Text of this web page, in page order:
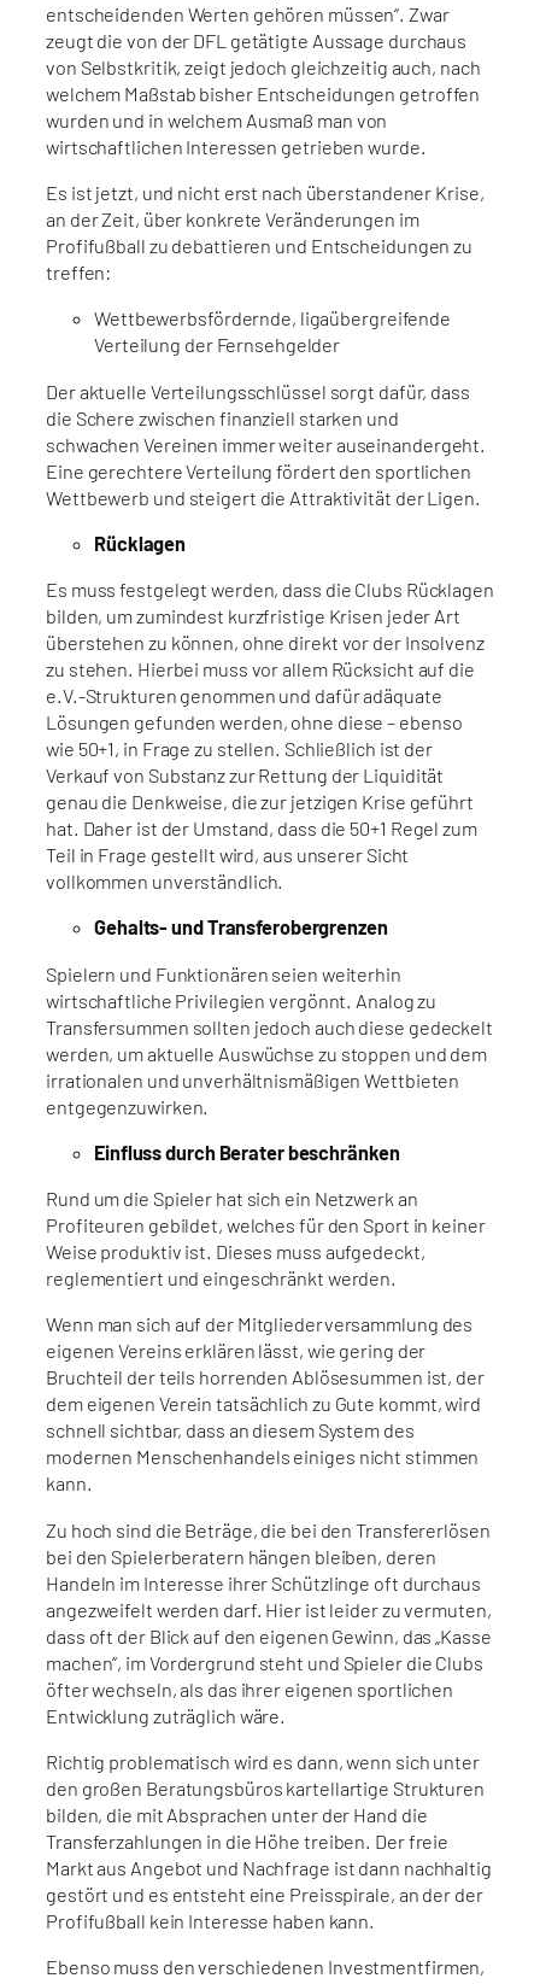
entscheidenden Werten gehören müssen“. Zwar
zeugt die von der DFL getätigte Aussage durchaus
von Selbstkritik, zeigt jedoch gleichzeitig auch, nach
welchem Maßstab bisher Entscheidungen getroffen
wurden und in welchem Ausmaß man von
wirtschaftlichen Interessen getrieben wurde.
Es ist jetzt, und nicht erst nach überstandener Krise,
an der Zeit, über konkrete Veränderungen im
Profifußball zu debattieren und Entscheidungen zu
treffen:
Wettbewerbsfördernde, ligaübergreifende
Verteilung der Fernsehgelder
Der aktuelle Verteilungsschlüssel sorgt dafür, dass
die Schere zwischen finanziell starken und
schwachen Vereinen immer weiter auseinandergeht.
Eine gerechtere Verteilung fördert den sportlichen
Wettbewerb und steigert die Attraktivität der Ligen.
Rücklagen
Es muss festgelegt werden, dass die Clubs Rücklagen
bilden, um zumindest kurzfristige Krisen jeder Art
überstehen zu können, ohne direkt vor der Insolvenz
zu stehen. Hierbei muss vor allem Rücksicht auf die
e.V.-Strukturen genommen und dafür adäquate
Lösungen gefunden werden, ohne diese – ebenso
wie 50+1, in Frage zu stellen. Schließlich ist der
Verkauf von Substanz zur Rettung der Liquidität
genau die Denkweise, die zur jetzigen Krise geführt
hat. Daher ist der Umstand, dass die 50+1 Regel zum
Teil in Frage gestellt wird, aus unserer Sicht
vollkommen unverständlich.
Gehalts- und Transferobergrenzen
Spielern und Funktionären seien weiterhin
wirtschaftliche Privilegien vergönnt. Analog zu
Transfersummen sollten jedoch auch diese gedeckelt
werden, um aktuelle Auswüchse zu stoppen und dem
irrationalen und unverhältnismäßigen Wettbieten
entgegenzuwirken.
Einfluss durch Berater beschränken
Rund um die Spieler hat sich ein Netzwerk an
Profiteuren gebildet, welches für den Sport in keiner
Weise produktiv ist. Dieses muss aufgedeckt,
reglementiert und eingeschränkt werden.
Wenn man sich auf der Mitgliederversammlung des
eigenen Vereins erklären lässt, wie gering der
Bruchteil der teils horrenden Ablösesummen ist, der
dem eigenen Verein tatsächlich zu Gute kommt, wird
schnell sichtbar, dass an diesem System des
modernen Menschenhandels einiges nicht stimmen
kann.
Zu hoch sind die Beträge, die bei den Transfererlösen
bei den Spielerberatern hängen bleiben, deren
Handeln im Interesse ihrer Schützlinge oft durchaus
angezweifelt werden darf. Hier ist leider zu vermuten,
dass oft der Blick auf den eigenen Gewinn, das „Kasse
machen“, im Vordergrund steht und Spieler die Clubs
öfter wechseln, als das ihrer eigenen sportlichen
Entwicklung zuträglich wäre.
Richtig problematisch wird es dann, wenn sich unter
den großen Beratungsbüros kartellartige Strukturen
bilden, die mit Absprachen unter der Hand die
Transferzahlungen in die Höhe treiben. Der freie
Markt aus Angebot und Nachfrage ist dann nachhaltig
gestört und es entsteht eine Preisspirale, an der der
Profifußball kein Interesse haben kann.
Ebenso muss den verschiedenen Investmentfirmen,